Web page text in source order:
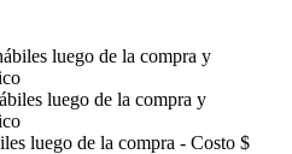
luego de la compra y
luego de la compra y
luego de la compra - Costo $